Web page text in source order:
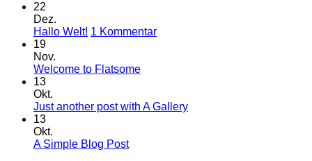
22
Dez.
Hallo Welt! 1 Kommentarzu
19
Nov.
Welcome to FlatsomeKeine
Welcome
13
Okt.
Just another post with A GalleryKeine
13
Okt.
A Simple Blog PostKeine